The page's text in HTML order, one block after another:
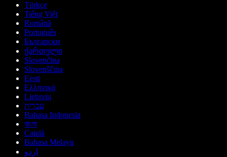
Türkçe
Tiếng Việt
Română
Português
Български
ქართული
Slovenčina
Slovenščina
Eesti
Ελληνικά
Lietuvių
עברית
Bahasa Indonesia
বাংলা
Català
Bahasa Melayu
اردو